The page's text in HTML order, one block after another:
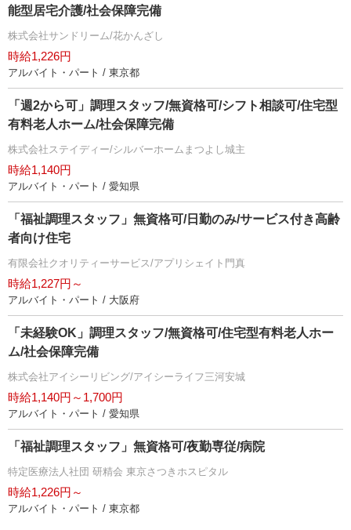
能型居宅介護/社会保障完備
株式会社サンドリーム/花かんざし
時給1,226円
アルバイト・パート / 東京都
「週2から可」調理スタッフ/無資格可/シフト相談可/住宅型
有料老人ホーム/社会保障完備
株式会社ステイディー/シルバーホームまつよし城主
時給1,140円
アルバイト・パート / 愛知県
「福祉調理スタッフ」無資格可/日勤のみ/サービス付き高齢
者向け住宅
有限会社クオリティーサービス/アプリシェイト門真
時給1,227円～
アルバイト・パート / 大阪府
「未経験OK」調理スタッフ/無資格可/住宅型有料老人ホー
ム/社会保障完備
株式会社アイシーリビング/アイシーライフ三河安城
時給1,140円～1,700円
アルバイト・パート / 愛知県
「福祉調理スタッフ」無資格可/夜勤専従/病院
特定医療法人社団 研精会 東京さつきホスピタル
時給1,226円～
アルバイト・パート / 東京都